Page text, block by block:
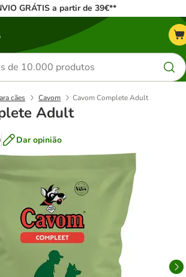
GRÁTIS a partir de 39€**
cães Cavom Cavom Complete Adult
Adult
Dar opinião